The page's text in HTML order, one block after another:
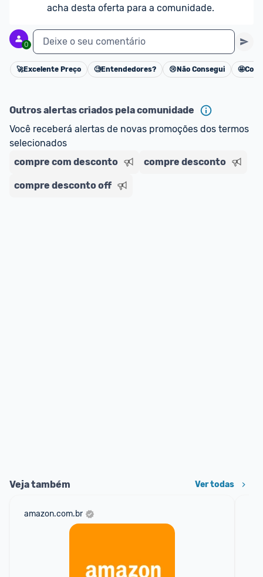
acha desta oferta para a comunidade.
0 Deixe o seu comentário
Cancelar
🚀Excelente Preço 🧐Entendedores? 😢 Não Consegui 🤩
Outros alertas criados pela comunidade
Você receberá alertas de novas promoções dos termos
selecionados
compre com desconto
compre desconto
compre desconto off
Veja também Ver todas
amazon.com.br